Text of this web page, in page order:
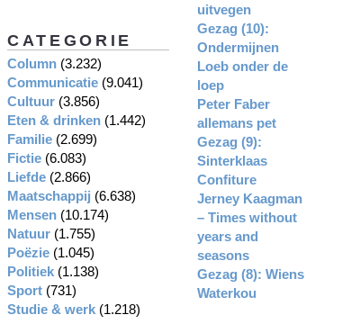
uitvegen
Gezag (10):
Ondermijnen
Loeb onder de
loep
Peter Faber
allemans pet
Gezag (9):
Sinterklaas
Confiture
Jerney Kaagman
– Times without
years and
seasons
Gezag (8): Wiens
Waterkou
CATEGORIE
Column (3.232)
Communicatie (9.041)
Cultuur (3.856)
Eten & drinken (1.442)
Familie (2.699)
Fictie (6.083)
Liefde (2.866)
Maatschappij (6.638)
Mensen (10.174)
Natuur (1.755)
Poëzie (1.045)
Politiek (1.138)
Sport (731)
Studie & werk (1.218)